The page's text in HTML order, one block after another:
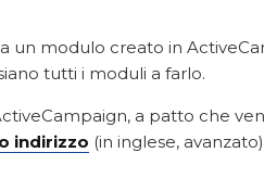
un modulo creato in
tutti i moduli a farlo.
a patto che
indirizzo (in inglese,